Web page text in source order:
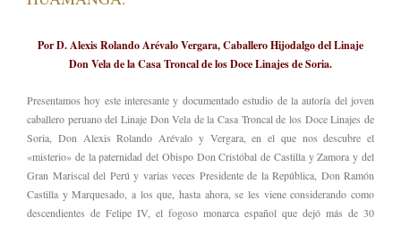
Por D. Alexis Rolando Arévalo Vergara, Caballero Hijodalgo del Linaje
Don Vela de la Casa Troncal de los Doce Linajes de Soria.
Presentamos hoy este interesante y documentado estudio de la autoría del joven
caballero peruano del Linaje Don Vela de la Casa Troncal de los Doce Linajes de
Soria, Don Alexis Rolando Arévalo y Vergara, en el que nos descubre el
«misterio» de la paternidad del Obispo Don Cristóbal de Castilla y Zamora y del
Gran Mariscal del Perú y varias veces Presidente de la República, Don Ramón
Castilla y Marquesado, a los que, hasta ahora, se les viene considerando como
descendientes de Felipe IV, el fogoso monarca español que dejó más de 30